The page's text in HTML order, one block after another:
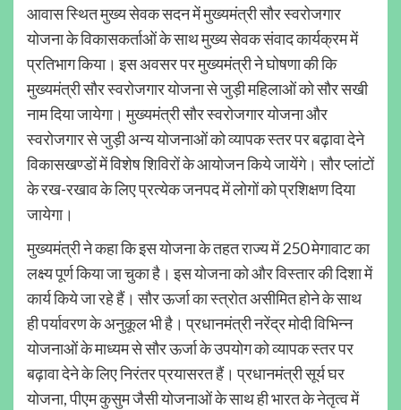
आवास स्थित मुख्य सेवक सदन में मुख्यमंत्री सौर स्वरोजगार
योजना के विकासकर्ताओं के साथ मुख्य सेवक संवाद कार्यक्रम में
प्रतिभाग किया। इस अवसर पर मुख्यमंत्री ने घोषणा की कि
मुख्यमंत्री सौर स्वरोजगार योजना से जुड़ी महिलाओं को सौर सखी
नाम दिया जायेगा। मुख्यमंत्री सौर स्वरोजगार योजना और
स्वरोजगार से जुड़ी अन्य योजनाओं को व्यापक स्तर पर बढ़ावा देने
विकासखण्डों में विशेष शिविरों के आयोजन किये जायेंगे। सौर प्लांटों
के रख-रखाव के लिए प्रत्येक जनपद में लोगों को प्रशिक्षण दिया
जायेगा।
मुख्यमंत्री ने कहा कि इस योजना के तहत राज्य में 250 मेगावाट का
लक्ष्य पूर्ण किया जा चुका है। इस योजना को और विस्तार की दिशा में
कार्य किये जा रहे हैं। सौर ऊर्जा का स्त्रोत असीमित होने के साथ
ही पर्यावरण के अनुकूल भी है। प्रधानमंत्री नरेंद्र मोदी विभिन्न
योजनाओं के माध्यम से सौर ऊर्जा के उपयोग को व्यापक स्तर पर
बढ़ावा देने के लिए निरंतर प्रयासरत हैं। प्रधानमंत्री सूर्य घर
योजना, पीएम कुसुम जैसी योजनाओं के साथ ही भारत के नेतृत्व में